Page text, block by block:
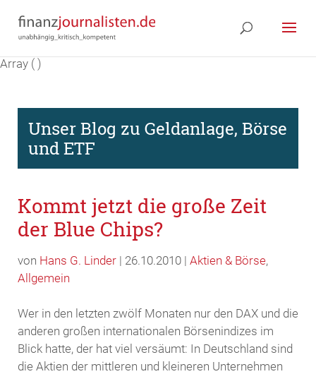
Array ( )
Unser Blog zu Geldanlage, Börse
und ETF
Kommt jetzt die große Zeit
der Blue Chips?
von Hans G. Linder| 26.10.2010 | Aktien & Börse,
Allgemein
Wer in den letzten zwölf Monaten nur den DAX und die
anderen großen internationalen Börsenindizes im
Blick hatte, der hat viel versäumt: In Deutschland sind
die Aktien der mittleren und kleineren Unternehmen